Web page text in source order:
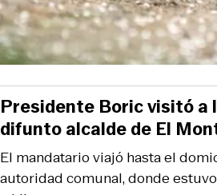
El mandatario viajó hasta el
autoridad comunal, donde
Presidente Boric visitó a
difunto alcalde de El